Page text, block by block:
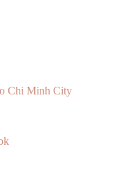
Chi Minh City